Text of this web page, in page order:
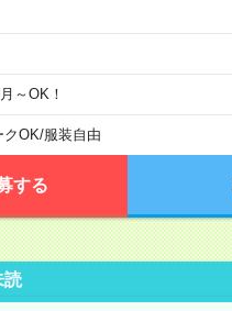
～OK！
クOK/服装自由
する
読